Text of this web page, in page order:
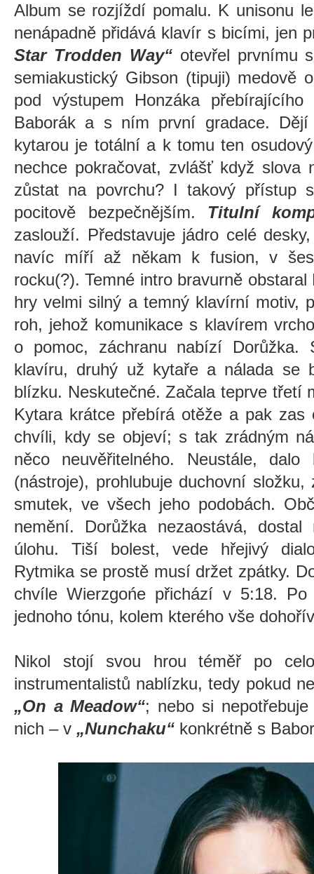
Album se rozjíždí pomalu. K unisonu
nenápadně přidává klavír s bicími, jen
Star Trodden Way“otevřel prvnímu
semiakustický Gibson (tipuji) medově
pod výstupem Honzáka přebírajícího
Baborák a s ním první gradace.
kytarou je totální a k tomu ten
nechce pokračovat, zvlášť když slova
zůstat na povrchu? I takový přístup
pocitově bezpečnějším.
Titulní
zaslouží. Představuje jádro celé
navíc míří až někam k fusion, v
rocku(?). Temné intro bravurně
hry velmi silný a temný klavírní motiv,
roh, jehož komunikace s klavírem
o pomoc, záchranu nabízí
klavíru, druhý už kytaře a nálada se
blízku. Neskutečné. Začala teprve třetí
Kytara krátce přebírá otěže a pak zas
chvíli, kdy se objeví; s tak zrádným
něco neuvěřitelného. Neustále,
(nástroje), prohlubuje duchovní
smutek, ve všech jeho podobách.
nemění. Dorůžka nezaostává, dostal
úlohu. Tiší bolest, vede hřejivý
Rytmika se prostě musí držet zpátky.
chvíle Wierzgońe přichází v 5:18.
jednoho tónu, kolem kterého vše
Nikol stojí svou hrou téměř po
instrumentalistů nablízku, tedy pokud
„On a Meadow“; nebo si
nich – v „Nunchaku“ konkrétně s